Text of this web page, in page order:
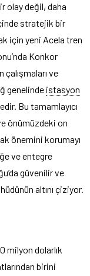
olay değil, daha
stratejik bir
için yeni Acela tren
Konkor
ve
genelinde istasyon
Bu tamamlayıcı
önümüzdeki on
önemini korumayı
ve entegre
güvenilir ve
altını çiziyor.
milyon dolarlık
birini